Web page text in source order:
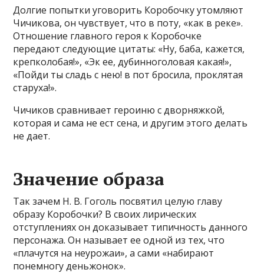
Долгие попытки уговорить Коробочку утомляют
Чичикова, он чувствует, что в поту, «как в реке».
Отношение главного героя к Коробочке
передают следующие цитаты: «Ну, баба, кажется,
крепколобая!», «Эк ее, дубинноголовая какая!»,
«Пойди ты сладь с нею! в пот бросила, проклятая
старуха!».
Чичиков сравнивает героиню с дворняжкой,
которая и сама не ест сена, и другим этого делать
не дает.
Значение образа
Так зачем Н. В. Гоголь посвятил целую главу
образу Коробочки? В своих лирических
отступлениях он доказывает типичность данного
персонажа. Он называет ее одной из тех, что
«плачутся на неурожаи», а сами «набирают
понемногу деньжонок».